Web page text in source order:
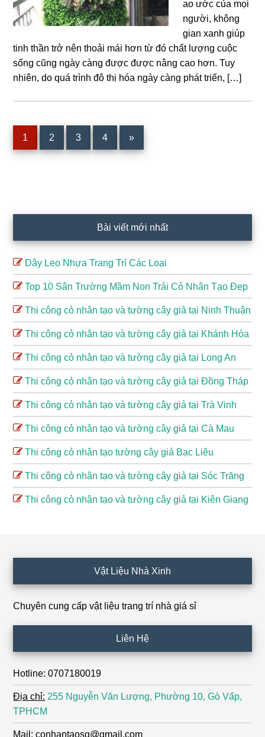
ao ước của mọi
người, không
gian xanh giúp
tinh thần trở nên thoải mái hơn từ đó chất lượng cuộc
sống cũng ngày càng được được nâng cao hơn. Tuy
nhiên, do quá trình đô thị hóa ngày càng phát triển, […]
Trang
1 Trang
2 Trang
3 Trang
4 »
Bài viết mới nhất
Dây Leo Nhựa Trang Trí Các Loại
Top 10 Sân Trường Mầm Non Trải Cỏ Nhân Tạo Đẹp
Thi công cỏ nhân tạo và tường cây giả tại Ninh Thuận
Thi công cỏ nhân tạo và tường cây giả tại Khánh Hòa
Thi công cỏ nhân tạo và tường cây giả tại Long An
Thi công cỏ nhân tạo và tường cây giả tại Đồng Tháp
Thi công cỏ nhân tạo và tường cây giả tại Trà Vinh
Thi công cỏ nhân tạo và tường cây giả tại Cà Mau
Thi công cỏ nhân tạo tường cây giả Bạc Liêu
Thi công cỏ nhân tạo và tường cây giả tại Sóc Trăng
Thi công cỏ nhân tạo và tường cây giả tại Kiên Giang
Vật Liệu Nhà Xinh
Chuyên cung cấp vật liệu trang trí nhà giá sỉ
Liên Hệ
Hotline: 0707180019
Địa chỉ: 255 Nguyễn Văn Lượng, Phường 10, Gò Vấp,
TPHCM
Mail: conhantaosg@gmail.com